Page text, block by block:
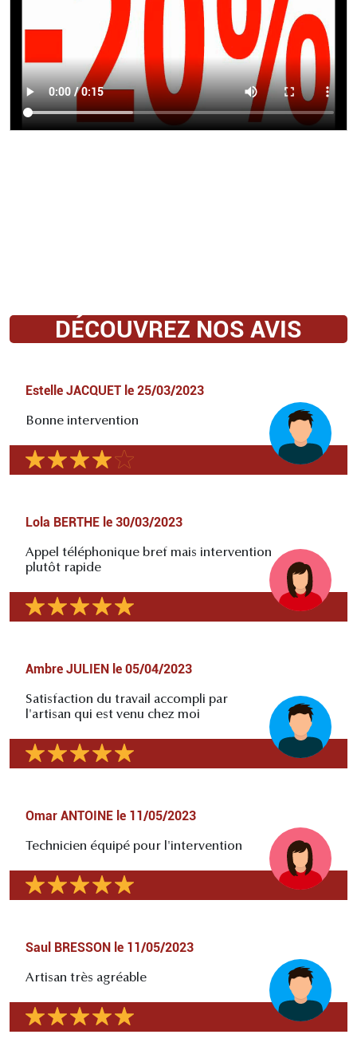
DÉCOUVREZ NOS AVIS
Estelle JACQUET le 25/03/2023
Bonne intervention
Lola BERTHE le 30/03/2023
Appel téléphonique bref mais intervention
plutôt rapide
Ambre JULIEN le 05/04/2023
Satisfaction du travail accompli par
l'artisan qui est venu chez moi
Omar ANTOINE le 11/05/2023
Technicien équipé pour l'intervention
Saul BRESSON le 11/05/2023
Artisan très agréable